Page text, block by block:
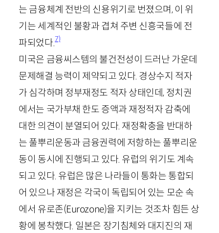
는 금융체계 전반의 신용위기로 번졌으며, 이 위
기는 세계적인 불황과 겹쳐 주변 신흥국들에 전
파되었다.7)
미국은 금융씨스템의 불건전성이 드러난 가운데
문제해결 능력이 제약되고 있다. 경상수지 적자
가 심각하며 정부재정도 적자 상태인데, 정치권
에서는 국가부채 한도 증액과 재정적자 감축에
대한 의견이 분열되어 있다. 재정확충을 반대하
는 풀뿌리운동과 금융권력에 저항하는 풀뿌리운
동이 동시에 진행되고 있다. 유럽의 위기도 계속
되고 있다. 유럽은 많은 나라들이 통화는 통합되
어 있으나 재정은 각국이 독립되어 있는 모순 속
에서 유로존(Eurozone)을 지키는 것조차 힘든 상
황에 봉착했다. 일본은 장기침체와 대지진의 재